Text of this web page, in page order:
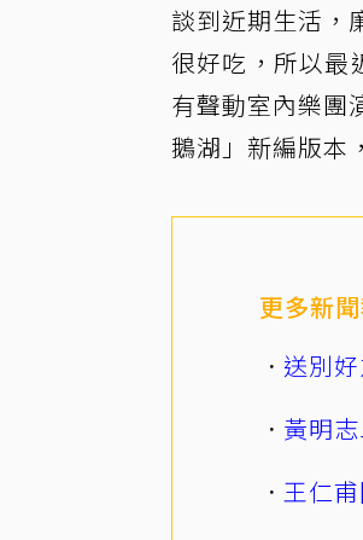
談到近期生活，
很好吃，所以最
有聲動室內樂團
鵝湖」新編版本
更多新
送別
黃明
王仁